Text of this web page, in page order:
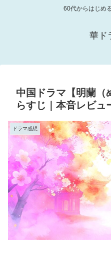
60代からはじめ
華ド
中国ドラマ【明蘭（
らすじ｜本音レビュ
ドラマ感想